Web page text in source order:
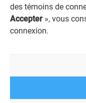
des témoins de
Accepter », vous
connexion.
AVIS JURIDIQUE GÉNÉRAL
POLITIQUE DE
REGISTRE DES